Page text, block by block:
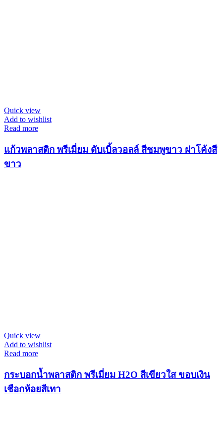
Quick view
Add to wishlist
Read more
แก้วพลาสติก พรีเมี่ยม ดับเบิ้ลวอลล์ สีชมพูขาว ฝาโค้งสี
ขาว
Quick view
Add to wishlist
Read more
กระบอกน้ำพลาสติก พรีเมี่ยม H2O สีเขียวใส ขอบเงิน
เชือกห้อยสีเทา